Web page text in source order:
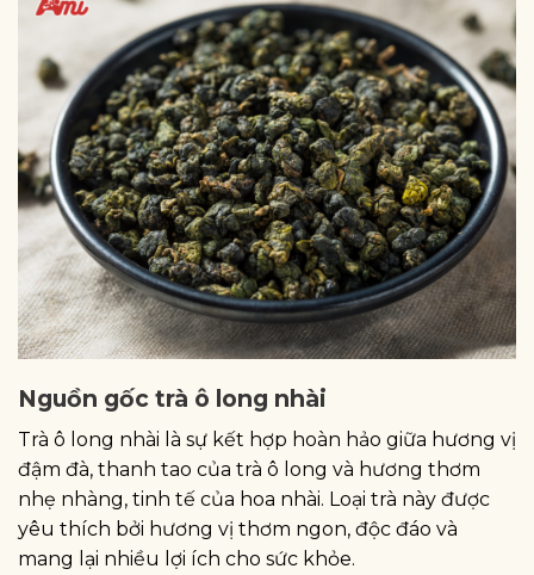
Nguồn gốc trà ô long nhài
Trà ô long nhài là sự kết hợp hoàn hảo giữa hương vị
đậm đà, thanh tao của trà ô long và hương thơm
nhẹ nhàng, tinh tế của hoa nhài. Loại trà này được
yêu thích bởi hương vị thơm ngon, độc đáo và
mang lại nhiều lợi ích cho sức khỏe.